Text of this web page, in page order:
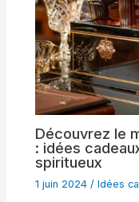
Découvrez le
: idées
spiritueux
1 juin 2024/Idées